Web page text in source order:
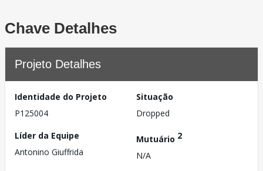
Chave Detalhes
Projeto Detalhes
Identidade do Projeto
P125004
Situação
Dropped
Líder da Equipe
Antonino Giuffrida
Mutuário 2
N/A